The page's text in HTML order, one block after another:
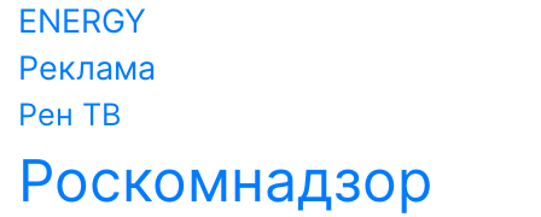
ENERGY
Реклама
Рен ТВ
Роскомнадзор